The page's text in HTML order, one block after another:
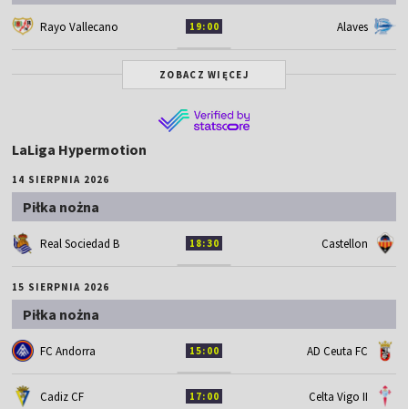
Rayo Vallecano 19:00 Alaves
ZOBACZ WIĘCEJ
LaLiga Hypermotion
14 SIERPNIA 2026
Piłka nożna
Real Sociedad B 18:30 Castellon
15 SIERPNIA 2026
Piłka nożna
FC Andorra 15:00 AD Ceuta FC
Cadiz CF 17:00 Celta Vigo II